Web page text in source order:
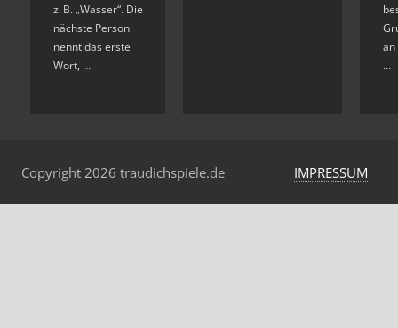
z. B. „Wasser“. Die
nächste Person
nennt das erste
Wort, …
an
…
Copyright 2026 traudichspiele.de IMPRESSUM